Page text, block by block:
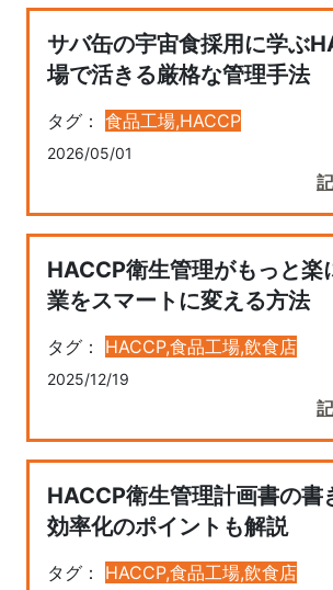
サバ缶の宇宙食採用に学ぶ
場で活きる厳格な管理手法
タグ： 食品工場,HACCP
2026/05/01
HACCP衛生管理がもっと楽
業をスマートに変える方法
タグ： HACCP,食品工場,飲食店
2025/12/19
HACCP衛生管理計画書の書
効率化のポイントも解説
タグ： HACCP,食品工場,飲食店